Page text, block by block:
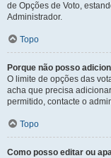
de Opções de Voto,
Administrador.
Topo
Porque não posso
O limite de opções das
acha que precisa
permitido, contacte o
Topo
Como posso editar ou